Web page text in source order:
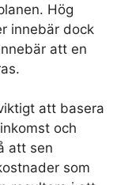
Hög
innebär dock
att en
att basera
och
att sen
som